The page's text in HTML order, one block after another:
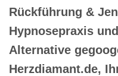
Rückführung &
Hypnosepraxis
Alternative
Herzdiamant.de,